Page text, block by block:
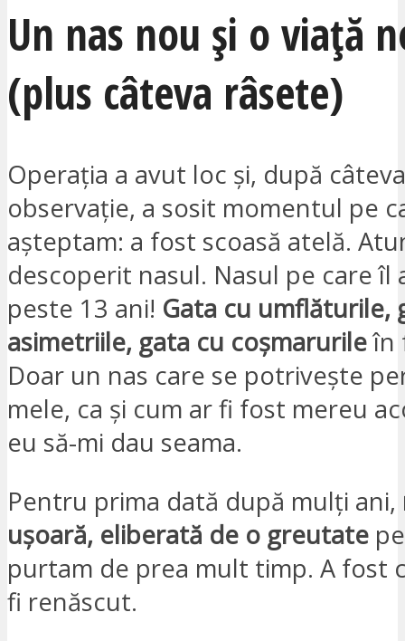
Un nas nou și o viață
(plus câteva râsete)
Operația a avut loc și, după
observație, a sosit momentul pe
așteptam: a fost scoasă atelă.
descoperit nasul. Nasul pe care îl
peste 13 ani! Gata cu umflăturile,
asimetriile, gata cu coșmarurileîn
Doar un nas care se potrivește
mele, ca și cum ar fi fost mereu
eu să-mi dau seama.
Pentru prima dată după mulți ani,
ușoară, eliberată de o greutate
purtam de prea mult timp. A fost
fi renăscut.